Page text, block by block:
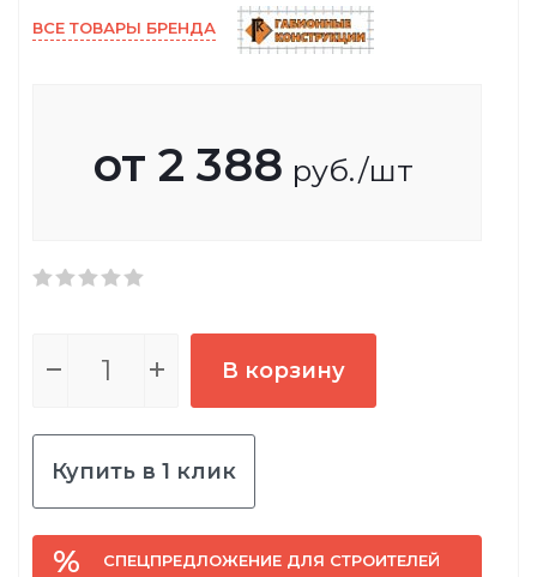
ВСЕ ТОВАРЫ БРЕНДА
от 2 388 руб./шт
В корзину
Купить в 1 клик
СПЕЦПРЕДЛОЖЕНИЕ ДЛЯ СТРОИТЕЛЕЙ